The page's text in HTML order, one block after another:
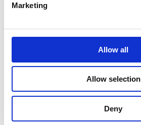
Marketing
Allow all
Allow selection
Deny
Oplossingen
Medewerkersbetrokkenheid
Ledenbetrokkenheid
Centrale kennisbank
Bouw en installatie